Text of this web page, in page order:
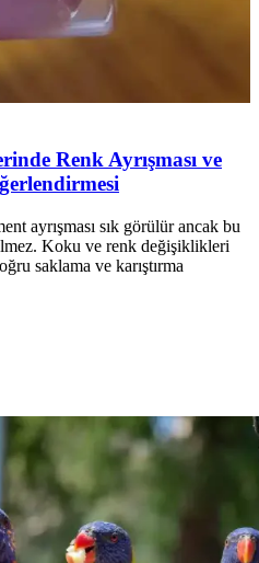
Renk Ayrışması ve
ayrışması sık görülür ancak bu
Koku ve renk değişiklikleri
saklama ve karıştırma